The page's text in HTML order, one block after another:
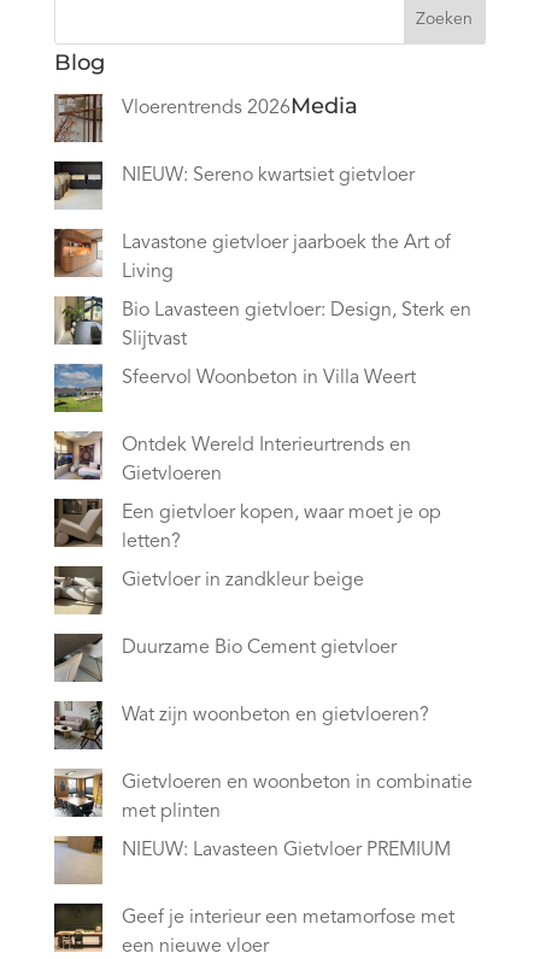
Zoeken
Blog
Vloerentrends 2026
NIEUW: Sereno kwartsiet gietvloer
Lavastone gietvloer jaarboek the Art of
Living
Bio Lavasteen gietvloer: Design, Sterk en
Slijtvast
Sfeervol Woonbeton in Villa Weert
Ontdek Wereld Interieurtrends en
Gietvloeren
Een gietvloer kopen, waar moet je op
letten?
Gietvloer in zandkleur beige
Duurzame Bio Cement gietvloer
Wat zijn woonbeton en gietvloeren?
Gietvloeren en woonbeton in combinatie
met plinten
NIEUW: Lavasteen Gietvloer PREMIUM
Geef je interieur een metamorfose met
een nieuwe vloer
Media